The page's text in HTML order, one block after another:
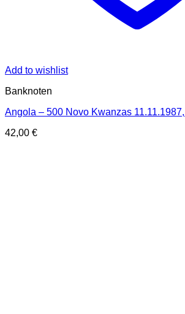
Add to wishlist
Banknoten
Angola – 500 Novo Kwanzas
42,00 €